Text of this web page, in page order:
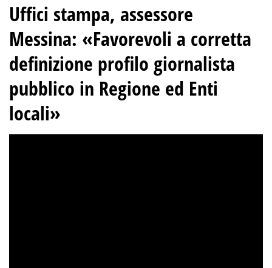
Uffici stampa, assessore
Messina: «Favorevoli a corretta
definizione profilo giornalista
pubblico in Regione ed Enti
locali»